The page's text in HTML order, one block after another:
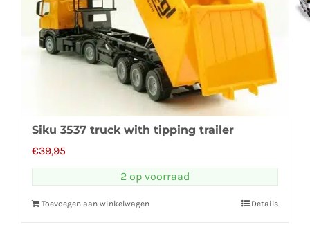
Siku 3537 truck with tipping trailer
€39,95
2 op voorraad
Toevoegen aan winkelwagen Details